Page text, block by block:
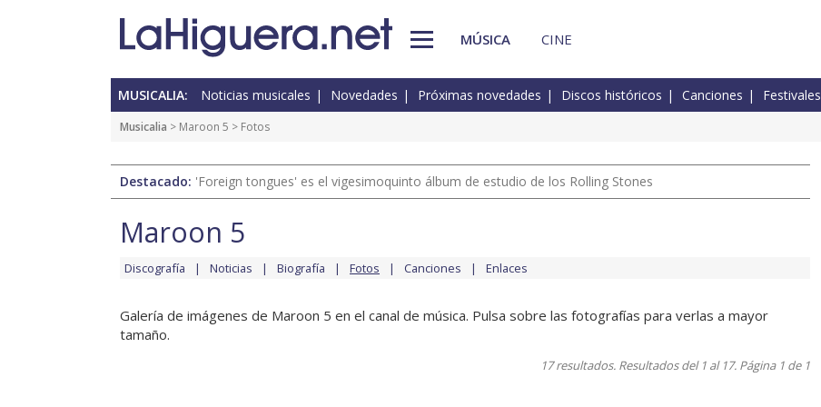
MÚSICA CINE
MUSICALIA: Noticias musicales Novedades Próximas novedades Discos históricos Canciones Festivales
Musicalia > Maroon 5 > Fotos
Destacado: 'Foreign tongues' es el vigesimoquinto álbum de estudio de los Rolling Stones
Maroon 5
Discografía Noticias Biografía Fotos Canciones Enlaces
Galería de imágenes de Maroon 5 en el canal de música. Pulsa sobre las fotografías para verlas a mayor
tamaño.
17 resultados. Resultados del 1 al 17. Página 1 de 1